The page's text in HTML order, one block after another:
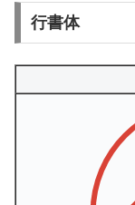
行書体